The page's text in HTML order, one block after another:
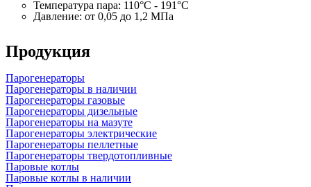
Температура пара: 110°C - 191°C
Давление: от 0,05 до 1,2 МПа
Продукция
Парогенераторы
Парогенераторы в наличии
Парогенераторы газовые
Парогенераторы дизельные
Парогенераторы на мазуте
Парогенераторы электрические
Парогенераторы пеллетные
Парогенераторы твердотопливные
Паровые котлы
Паровые котлы в наличии